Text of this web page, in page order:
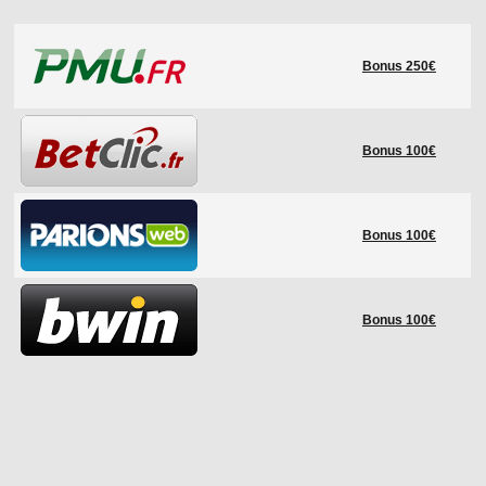
LES STADES
HISTORIQUE
COUPE DES CONFÉDÉRATIONS
Bonus 250€
Bonus 100€
Bonus 100€
Bonus 100€